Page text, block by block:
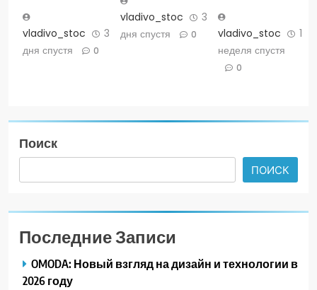
vladivo_stoc
3
дня спустя
0
vladivo_stoc
3
дня спустя
0 vladivo_stoc
1
неделя спустя
0
Поиск
ПОИСК
Последние Записи
OMODA: Новый взгляд на дизайн и технологии в
2026 году